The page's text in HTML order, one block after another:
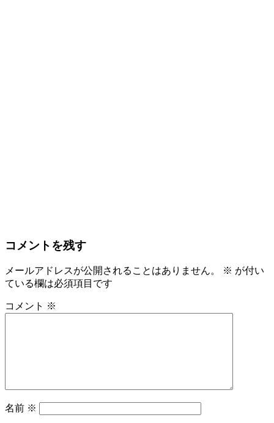
コメントを残す
メールアドレスが公開されることはありません。 ※ が付い
ている欄は必須項目です
コメント ※
名前 ※